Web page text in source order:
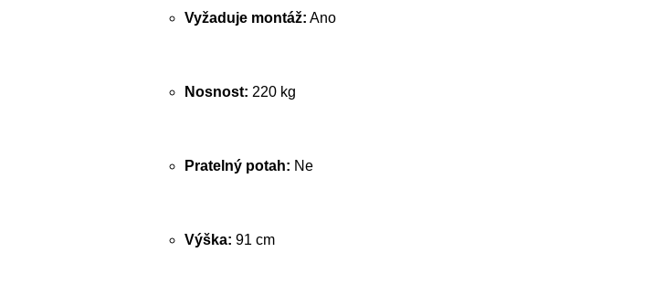
Vyžaduje montáž: Ano
Nosnost: 220 kg
Pratelný potah: Ne
Výška: 91 cm